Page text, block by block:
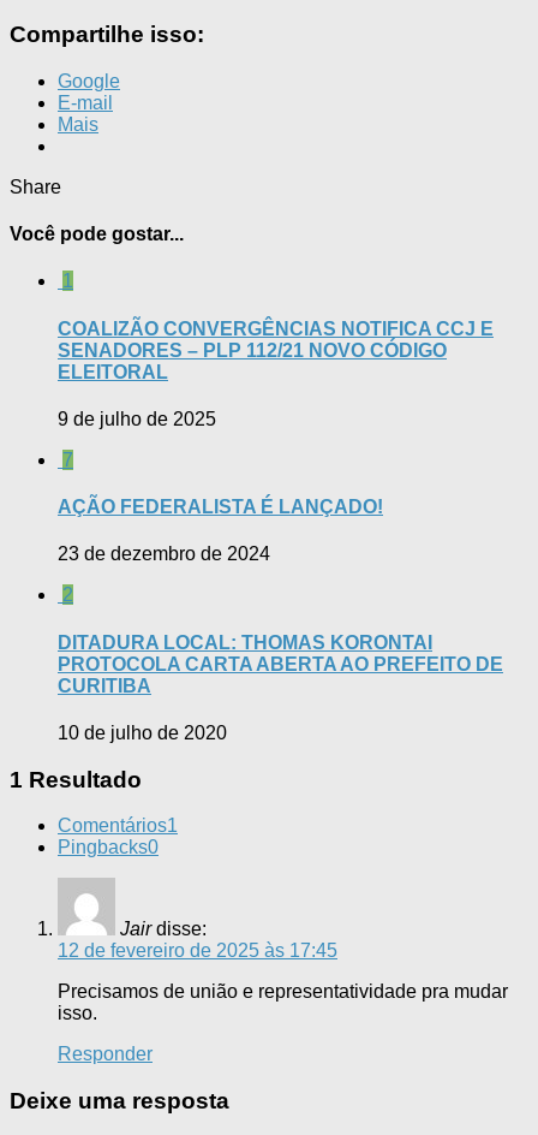
Compartilhe isso:
Google
E-mail
Mais
Share
Você pode gostar...
1
COALIZÃO CONVERGÊNCIAS NOTIFICA CCJ E
SENADORES – PLP 112/21 NOVO CÓDIGO
ELEITORAL
9 de julho de 2025
7
AÇÃO FEDERALISTA É LANÇADO!
23 de dezembro de 2024
2
DITADURA LOCAL: THOMAS KORONTAI
PROTOCOLA CARTA ABERTA AO PREFEITO DE
CURITIBA
10 de julho de 2020
1 Resultado
Comentários1
Pingbacks0
Jair disse:
12 de fevereiro de 2025 às 17:45
Precisamos de união e representatividade pra mudar
isso.
Responder
Deixe uma resposta